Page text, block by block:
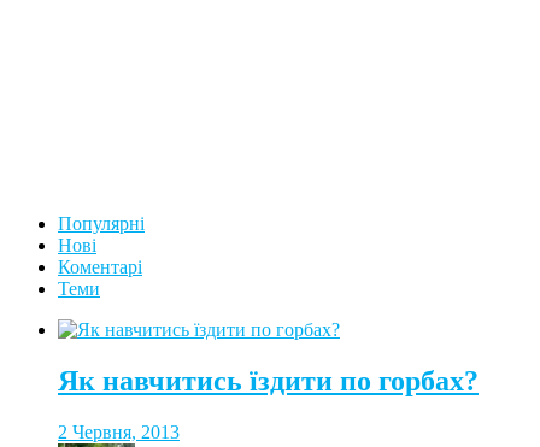
Популярні
Нові
Коментарі
Теми
Як навчитись їздити по горбах?
2 Червня, 2013